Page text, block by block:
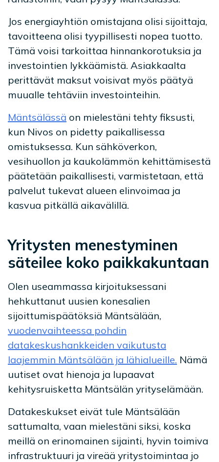
Jos energiayhtiön omistajana olisi sijoittaja,
tavoitteena olisi tyypillisesti nopea tuotto.
Tämä voisi tarkoittaa hinnankorotuksia ja
investointien lykkäämistä. Asiakkaalta
perittävät maksut voisivat myös päätyä
muualle tehtäviin investointeihin.
Mäntsälässä on mielestäni tehty fiksusti,
kun Nivos on pidetty paikallisessa
omistuksessa. Kun sähköverkon,
vesihuollon ja kaukolämmön kehittämisestä
päätetään paikallisesti, varmistetaan, että
palvelut tukevat alueen elinvoimaa ja
kasvua pitkällä aikavälillä.
Yritysten menestyminen
säteilee koko paikkakuntaan
Olen useammassa kirjoituksessani
hehkuttanut uusien konesalien
sijoittumispäätöksiä Mäntsälään,
vuodenvaihteessa pohdin
datakeskushankkeiden vaikutusta
laajemmin Mäntsälään ja lähialueille. Nämä
uutiset ovat hienoja ja lupaavat
kehitysruisketta Mäntsälän yrityselämään.
Datakeskukset eivät tule Mäntsälään
sattumalta, vaan mielestäni siksi, koska
meillä on erinomainen sijainti, hyvin toimiva
infrastruktuuri ja vireää yritystoimintaa jo